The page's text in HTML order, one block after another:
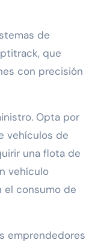
de
que
con precisión
Opta por
vehículos de
una flota de
vehículo
el consumo de
emprendedores